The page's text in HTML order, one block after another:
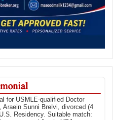
for USMLE-qualified Doctor
Araein Sunni Brelvi, divorced (4
Residency. Suitable match: